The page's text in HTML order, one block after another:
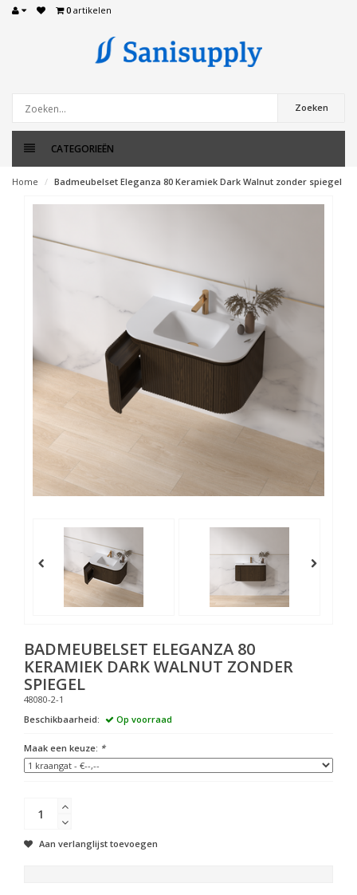
0 artikelen
Zoeken
CATEGORIEËN
Home Badmeubelset Eleganza 80 Keramiek Dark Walnut zonder spiegel
BADMEUBELSET ELEGANZA 80
KERAMIEK DARK WALNUT ZONDER
SPIEGEL
48080-2-1
Beschikbaarheid:
Op voorraad
Maak een keuze: *
Aan verlanglijst toevoegen